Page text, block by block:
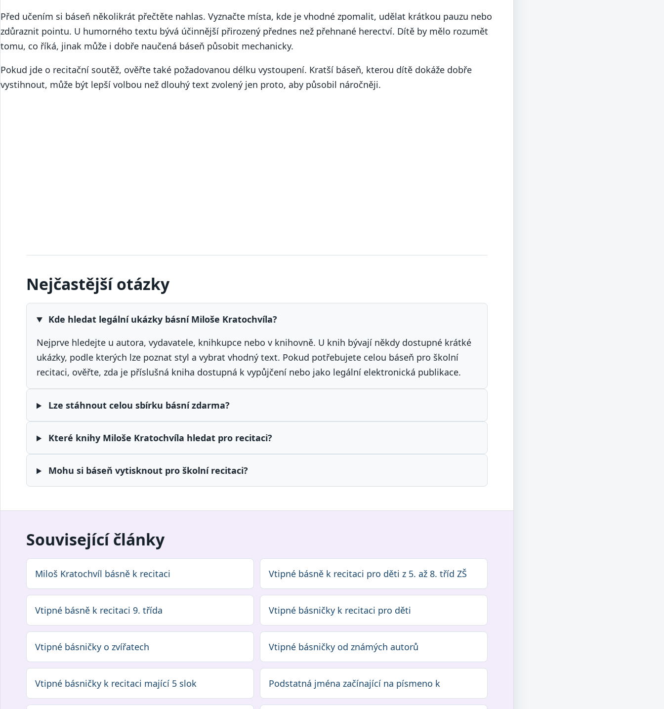
Před učením si báseň několikrát přečtěte nahlas. Vyznačte místa, kde je vhodné zpomalit, udělat krátkou pauzu nebo
zdůraznit pointu. U humorného textu bývá účinnější přirozený přednes než přehnané herectví. Dítě by mělo rozumět
tomu, co říká, jinak může i dobře naučená báseň působit mechanicky.
Pokud jde o recitační soutěž, ověřte také požadovanou délku vystoupení. Kratší báseň, kterou dítě dokáže dobře
vystihnout, může být lepší volbou než dlouhý text zvolený jen proto, aby působil náročněji.
Nejčastější otázky
Kde hledat legální ukázky básní Miloše Kratochvíla?
Nejprve hledejte u autora, vydavatele, knihkupce nebo v knihovně. U knih bývají někdy dostupné krátké
ukázky, podle kterých lze poznat styl a vybrat vhodný text. Pokud potřebujete celou báseň pro školní
recitaci, ověřte, zda je příslušná kniha dostupná k vypůjčení nebo jako legální elektronická publikace.
Lze stáhnout celou sbírku básní zdarma?
Které knihy Miloše Kratochvíla hledat pro recitaci?
Mohu si báseň vytisknout pro školní recitaci?
Související články
Miloš Kratochvíl básně k recitaci Vtipné básně k recitaci pro děti z 5. až 8. tříd ZŠ
Vtipné básně k recitaci 9. třída Vtipné básničky k recitaci pro děti
Vtipné básničky o zvířatech Vtipné básničky od známých autorů
Vtipné básničky k recitaci mající 5 slok Podstatná jména začínající na písmeno k